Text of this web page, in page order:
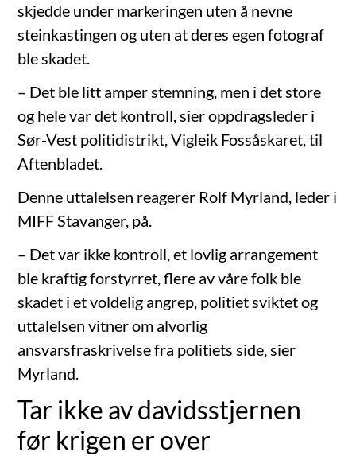
skjedde under markeringen uten å nevne
steinkastingen og uten at deres egen fotograf
ble skadet.
– Det ble litt amper stemning, men i det store
og hele var det kontroll, sier oppdragsleder i
Sør-Vest politidistrikt, Vigleik Fossåskaret, til
Aftenbladet.
Denne uttalelsen reagerer Rolf Myrland, leder i
MIFF Stavanger, på.
– Det var ikke kontroll, et lovlig arrangement
ble kraftig forstyrret, flere av våre folk ble
skadet i et voldelig angrep, politiet sviktet og
uttalelsen vitner om alvorlig
ansvarsfraskrivelse fra politiets side, sier
Myrland.
Tar ikke av davidsstjernen
før krigen er over